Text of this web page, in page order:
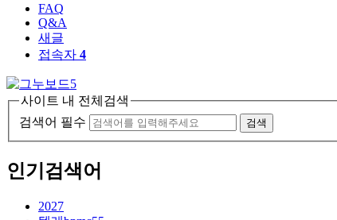
FAQ
Q&A
새글
접속자 4
사이트 내 전체검색
검색어 필수
검색
인기검색어
2027